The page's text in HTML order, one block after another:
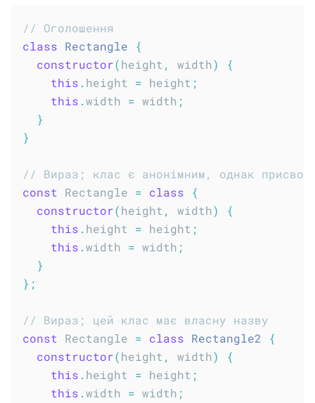
// Оголошення
class Rectangle
{
constructor(height , width)
{
this . height = height ;
this .width = width ;
}
}
// Вираз; клас є анонімним, однак
const Rectangle = class
{
constructor(height , width)
{
this . height = height ;
this .width = width ;
}
} ;
// Вираз; цей клас має власну назву
const Rectangle = class Rectangle2
{
constructor(height , width)
{
this . height = height ;
this .width = width ;